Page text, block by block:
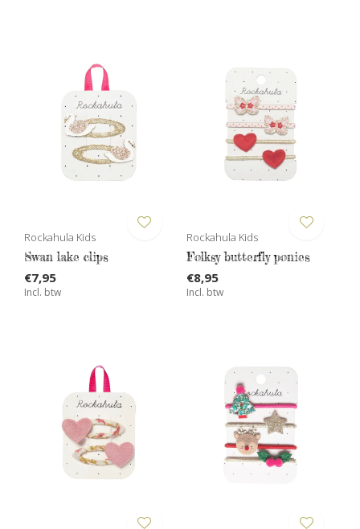
Rockahula Kids
Swan lake clips
€7,95
Incl. btw
Rockahula Kids
Folksy butterfly ponies
€8,95
Incl. btw